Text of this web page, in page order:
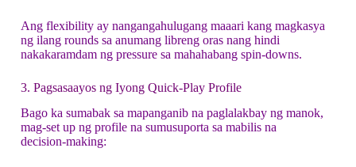
Ang flexibility ay nangangahulugang maaari kang magkasya
ng ilang rounds sa anumang libreng oras nang hindi
nakakaramdam ng pressure sa mahahabang spin‑downs.
3. Pagsasaayos ng Iyong Quick‑Play Profile
Bago ka sumabak sa mapanganib na paglalakbay ng manok,
mag-set up ng profile na sumusuporta sa mabilis na
decision‑making: